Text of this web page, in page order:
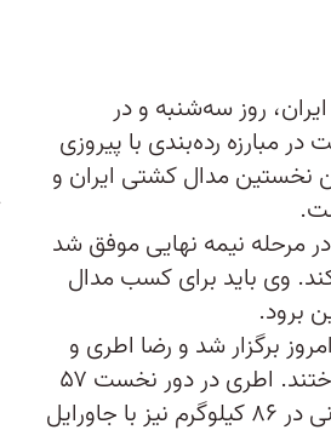
۹۷ کیلوگرم کشتی ایران، روز سه‌شنبه و در
۲۰۲۰ توکیو، توانست در مبارزه رده‌بندی با پیروزی
نخستین مدال کشتی ایران و
کیلوگرم ایران نیز در مرحله نیمه نهایی موفق شد
وی باید برای کسب مدال
برود.
آزاد نیز امروز برگزار شد و رضا اطری و
حسن یزدانی آزادکاران تیم ایران حریفان خود را شناختند. اطری در دور نخست ۵۷
کیلو باید به مصاف سلیمان آتلی از ترکیه برود و یزدانی در ۸۶ کیلوگرم نیز با جاورایل